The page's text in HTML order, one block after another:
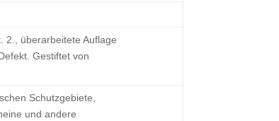
2., überarbeitete Auflage
Gestiftet von
Schutzgebiete,
und andere